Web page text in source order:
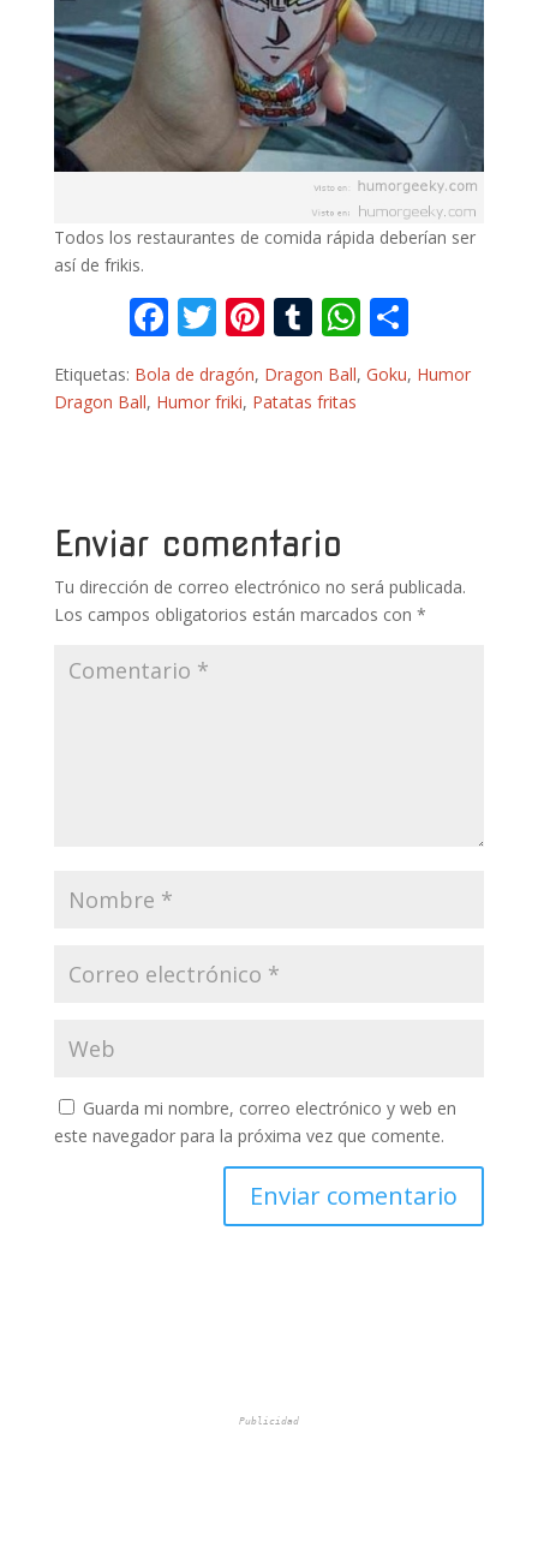
Todos los restaurantes de comida rápida deberían ser
así de frikis.
F
ac
e
k
T
w
itt
Pi
nt
er
T
u
m
W
h
at
o
m
Etiquetas: Bola de dragón, Dragon Ball, Goku, Humor
Dragon Ball, Humor friki, Patatas fritas
Enviar comentario
Tu dirección de correo electrónico no será publicada.
Los campos obligatorios están marcados con *
Guarda mi nombre, correo electrónico y web en
este navegador para la próxima vez que comente.
Publicidad